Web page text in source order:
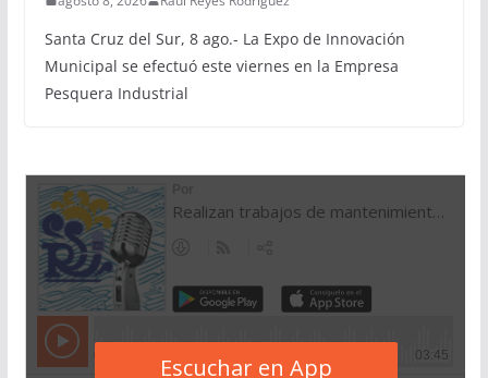
Santa Cruz del Sur, 8 ago.- La Expo de Innovación
Municipal se efectuó este viernes en la Empresa
Pesquera Industrial